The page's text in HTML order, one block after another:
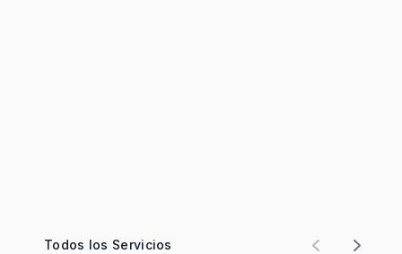
Todos los Servicios